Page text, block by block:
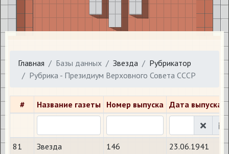
Главная Базы данных Звезда
Рубрикатор
Рубрика - Президиум Верховного Совета СССР
# Название газеты Номер выпуска Дата выпуска
81 Звезда 146 23.06.1941